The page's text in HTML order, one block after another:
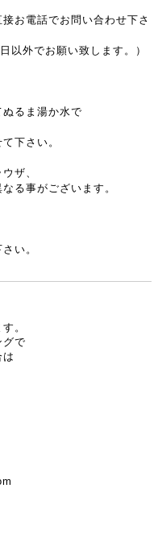
お電話でお問い合わせ下さ
以外でお願い致します。）
るま湯か水で
下さい。
ザ、
る事がございます。
い。
。
グで